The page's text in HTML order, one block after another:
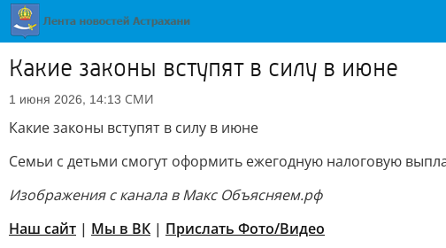
Какие законы вступят в силу в июне
1 июня 2026, 14:13 СМИ
Какие законы вступят в силу в июне
Семьи с детьми смогут оформить ежегодную налоговую
Изображения с канала в Макс Объясняем.рф
Наш сайт | Мы в ВК | Прислать Фото/Видео